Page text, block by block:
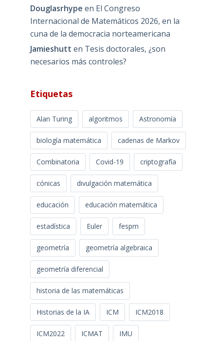
Douglasrhype en El Congreso
Internacional de Matemáticos 2026, en la
cuna de la democracia norteamericana
Jamieshutt en Tesis doctorales, ¿son
necesarios más controles?
Etiquetas
Alan Turing algoritmos Astronomía
biología matemática cadenas de Markov
Combinatoria Covid-19 criptografía
cónicas divulgación matemática
educación educación matemática
estadística Euler fespm
geometría geometría algebraica
geometría diferencial
historia de las matemáticas
Historias de la IA ICM ICM2018
ICM2022 ICMAT IMU